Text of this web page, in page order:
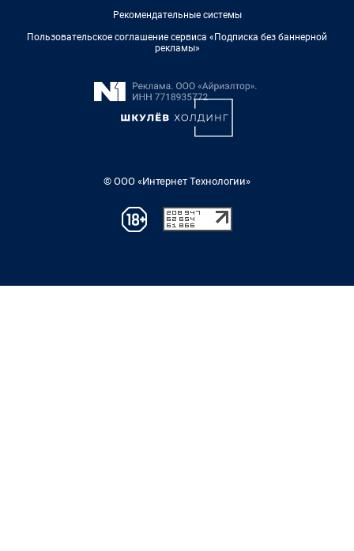
Рекомендательные системы
Пользовательское соглашение сервиса «Подписка без баннерной
рекламы»
© ООО «Интернет Технологии»